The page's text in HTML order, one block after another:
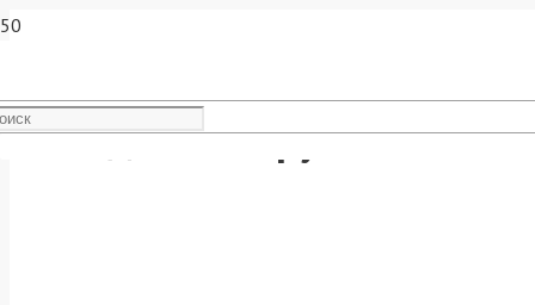
Выходной патрубок